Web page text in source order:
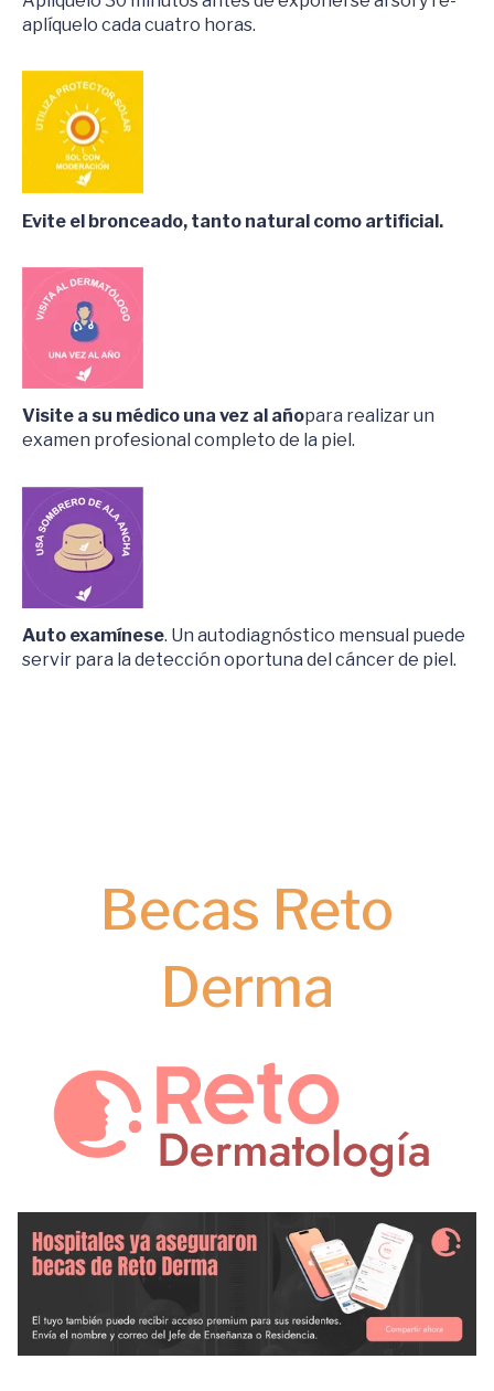
aplíquelo cada cuatro horas.
Evite el bronceado, tanto natural como artificial.
Visite a su médico una vez al añopara realizar un
examen profesional completo de la piel.
Auto examínese. Un autodiagnóstico mensual puede
servir para la detección oportuna del cáncer de piel.
Becas Reto
Derma